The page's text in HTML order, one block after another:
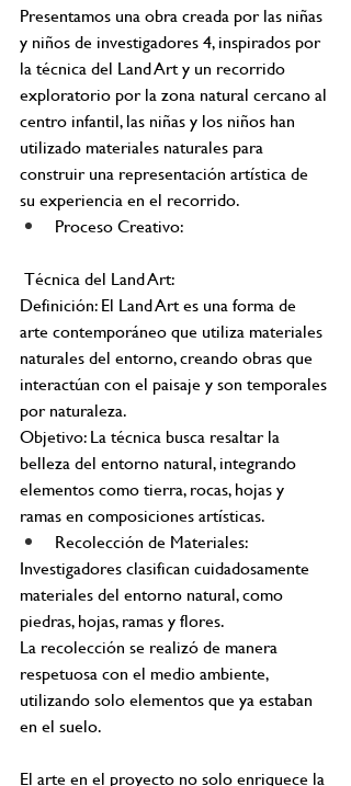
Presentamos una obra creada por las niñas
y niños de investigadores 4, inspirados por
la técnica del Land Art y un recorrido
exploratorio por la zona natural cercano al
centro infantil, las niñas y los niños han
utilizado materiales naturales para
construir una representación artística de
su experiencia en el recorrido.
Proceso Creativo:
Técnica del Land Art:
Definición: El Land Art es una forma de
arte contemporáneo que utiliza materiales
naturales del entorno, creando obras que
interactúan con el paisaje y son temporales
por naturaleza.
Objetivo: La técnica busca resaltar la
belleza del entorno natural, integrando
elementos como tierra, rocas, hojas y
ramas en composiciones artísticas.
Recolección de Materiales:
Investigadores clasifican cuidadosamente
materiales del entorno natural, como
piedras, hojas, ramas y flores.
La recolección se realizó de manera
respetuosa con el medio ambiente,
utilizando solo elementos que ya estaban
en el suelo.
El arte en el proyecto no solo enriquece la